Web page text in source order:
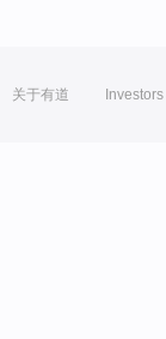
关于有道 Investors